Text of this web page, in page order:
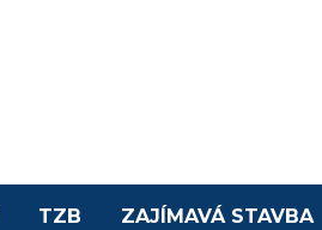
TZB ZAJÍMAVÁ STAVBA